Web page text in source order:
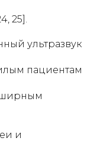
25].
ультразвук
пациентам
и